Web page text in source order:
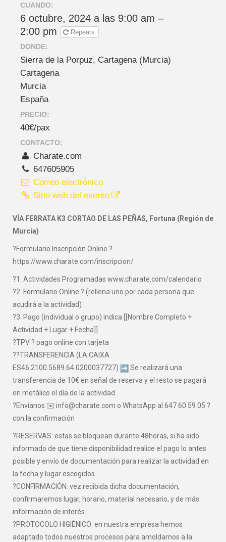
CUANDO:
6 octubre, 2024 a las 9:00 am –
2:00 pm
Repeats
DONDE:
Sierra de la Porpuz, Cartagena (Murcia)
Cartagena
Murcia
España
PRECIO:
40€/pax
CONTACTO:
Charate.com
647605905
Correo electrónico
Sitio web del evento
VÍA FERRATA K3 CORTAO DE LAS PEÑAS, Fortuna (Región de
Murcia)
?Formulario Inscripción Online ?
https://www.charate.com/inscripcion/
?1. Actividades Programadas www.charate.com/calendario
?2. Formulario Online ? (rellena uno por cada persona que
acudirá a la actividad)
?3. Pago (individual o grupo) indica [[Nombre Completo +
Actividad + Lugar + Fecha]]
?TPV ? pago online con tarjeta
??TRANSFERENCIA (LA CAIXA
ES46.2100.5689.64.0200037727)
Se realizará una
transferencia de 10€ en señal de reserva y el resto se pagará
en metálico el día de la actividad.
?Envíanos ✉️ info@charate.com o WhatsApp al 647 60 59 05 ?
con la confirmación
?RESERVAS: estas se bloquean durante 48horas, si ha sido
informado de que tiene disponibilidad realice el pago lo antes
posible y envío de documentación para realizar la actividad en
la fecha y lugar escogidos.
?CONFIRMACIÓN: vez recibida dicha documentación,
confirmaremos lugar, horario, material necesario, y de más
información de interés.
?PROTOCOLO HIGIÉNICO: en nuestra empresa hemos
adaptado todos nuestros procesos para amoldarnos a la